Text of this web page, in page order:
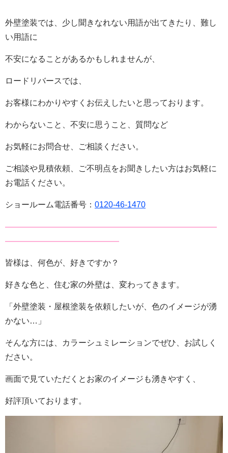
外壁塗装では、少し聞きなれない用語が出てきたり、難し
い用語に
不安になることがあるかもしれませんが、
ロードリバースでは、
お客様にわかりやすくお伝えしたいと思っております。
わからないこと、不安に思うこと、質問など
お気軽にお問合せ、ご相談ください。
ご相談や見積依頼、ご不明点をお聞きしたい方はお気軽に
お電話ください。
ショールーム電話番号： 0120-46-1470
——————————————————————————
——————————————
皆様は、何色が、好きですか？
好きな色と、住む家の外壁は、変わってきます。
「外壁塗装・屋根塗装を依頼したいが、色のイメージが湧
かない…」
そんな方には、カラーシュミレーションでぜひ、お試しく
ださい。
画面で見ていただくとお家のイメージも湧きやすく、
好評頂いております。